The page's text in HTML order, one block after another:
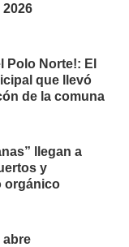
Polo Norte!: El
que llevó
de la comuna
llegan a
y
orgánico
abre